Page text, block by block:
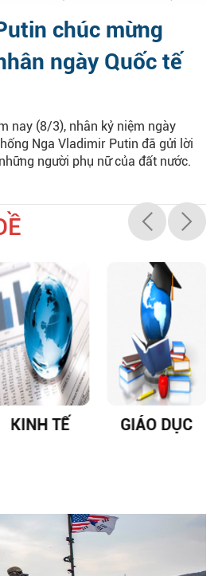
chúc mừng
ngày Quốc tế
nay (8/3), nhân kỷ niệm ngày
Nga Vladimir Putin đã gửi lời
người phụ nữ của đất nước.
KINH TẾ GIÁO DỤC